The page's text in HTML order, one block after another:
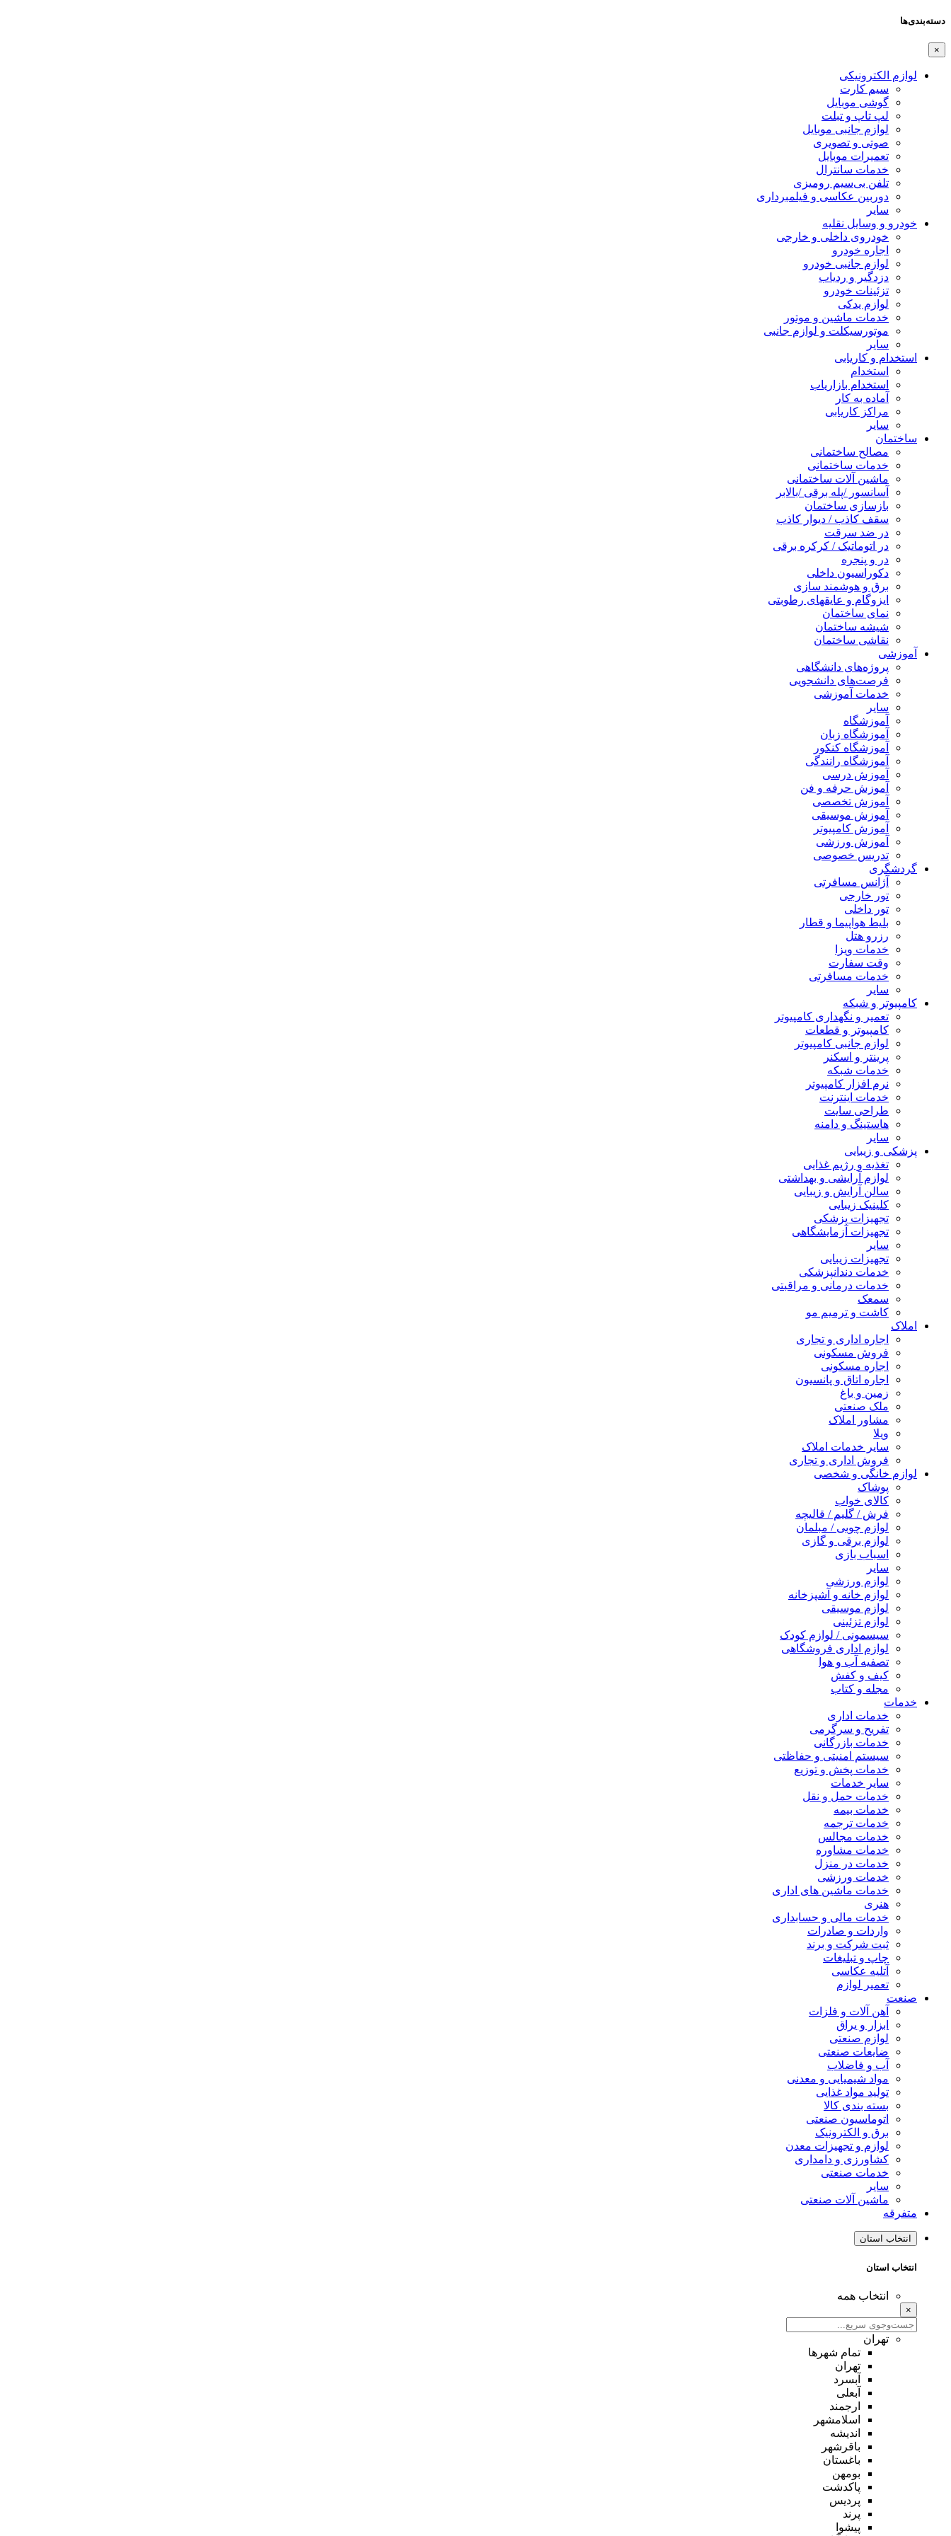
دسته‌بندی‌ها
×
لوازم الکترونیکی
سیم کارت
گوشی موبایل
لپ تاپ و تبلت
لوازم جانبی موبایل
صوتی و تصویری
تعمیرات موبایل
خدمات سانترال
تلفن بی‌سیم رومیزی
دوربین عکاسی و فیلمبرداری
سایر
خودرو و وسایل نقلیه
خودروی داخلی و خارجی
اجاره خودرو
لوازم جانبی خودرو
دزدگیر و ردیاب
تزئینات خودرو
لوازم یدکی
خدمات ماشین و موتور
موتورسیکلت و لوازم جانبی
سایر
استخدام و کاریابی
استخدام
استخدام بازاریاب
آماده به کار
مراکز کاریابی
سایر
ساختمان
مصالح ساختمانی
خدمات ساختمانی
ماشین آلات ساختمانی
آسانسور /پله برقی /بالابر
بازسازی ساختمان
سقف کاذب / دیوار کاذب
در ضد سرقت
در اتوماتیک / کرکره برقی
در و پنجره
دکوراسیون داخلی
برق و هوشمند سازی
ایزوگام و عایقهای رطوبتی
نمای ساختمان
شیشه ساختمان
نقاشی ساختمان
آموزشی
پروژه‌های دانشگاهی
فرصت‌های دانشجویی
خدمات آموزشی
سایر
آموزشگاه
آموزشگاه زبان
آموزشگاه کنکور
آموزشگاه رانندگی
آموزش درسی
آموزش حرفه و فن
آموزش تخصصی
آموزش موسیقی
آموزش کامپیوتر
آموزش ورزشی
تدریس خصوصی
گردشگری
آژانس مسافرتی
تور خارجی
تور داخلی
بلیط هواپیما و قطار
رزرو هتل
خدمات ویزا
وقت سفارت
خدمات مسافرتی
سایر
کامپیوتر و شبکه
تعمیر و نگهداری کامپیوتر
کامپیوتر و قطعات
لوازم جانبی کامپیوتر
پرینتر و اسکنر
خدمات شبکه
نرم افزار کامپیوتر
خدمات اینترنت
طراحی سایت
هاستینگ و دامنه
سایر
پزشکی و زیبایی
تغذیه و رژیم غذایی
لوازم آرایشی و بهداشتی
سالن آرایش و زیبایی
کلینیک زیبایی
تجهیزات پزشکی
تجهیزات آزمایشگاهی
سایر
تجهیزات زیبایی
خدمات دندانپزشکی
خدمات درمانی و مراقبتی
سمعک
کاشت و ترمیم مو
املاک
اجاره اداری و تجاری
فروش مسکونی
اجاره مسکونی
اجاره اتاق و پانسیون
زمین و باغ
ملک صنعتی
مشاور املاک
ویلا
سایر خدمات املاک
فروش اداری و تجاری
لوازم خانگی و شخصی
پوشاک
کالای خواب
فرش / گلیم / قالیچه
لوازم چوبی / مبلمان
لوازم برقی و گازی
اسباب بازی
سایر
لوازم ورزشی
لوازم خانه و آشپزخانه
لوازم موسیقی
لوازم تزئینی
سیسمونی / لوازم کودک
لوازم اداری فروشگاهی
تصفیه آب و هوا
کیف و کفش
مجله و کتاب
خدمات
خدمات اداری
تفریح و سرگرمی
خدمات بازرگانی
سیستم امنیتی و حفاظتی
خدمات پخش و توزیع
سایر خدمات
خدمات حمل و نقل
خدمات بیمه
خدمات ترجمه
خدمات مجالس
خدمات مشاوره
خدمات در منزل
خدمات ورزشی
خدمات ماشین های اداری
هنری
خدمات مالی و حسابداری
واردات و صادرات
ثبت شرکت و برند
چاپ و تبلیغات
آتلیه عکاسی
تعمیر لوازم
صنعت
آهن آلات و فلزات
ابزار و یراق
لوازم صنعتی
ضایعات صنعتی
آب و فاضلاب
مواد شیمیایی و معدنی
تولید مواد غذایی
بسته بندی کالا
اتوماسیون صنعتی
برق و الکترونیک
لوازم و تجهیزات معدن
کشاورزی و دامداری
خدمات صنعتی
سایر
ماشین آلات صنعتی
متفرقه
انتخاب استان
انتخاب استان
انتخاب همه
×
تهران
تمام شهر‌ها
تهران
آبسرد
آبعلی
ارجمند
اسلامشهر
اندیشه
باقرشهر
باغستان
بومهن
پاکدشت
پردیس
پرند
پیشوا